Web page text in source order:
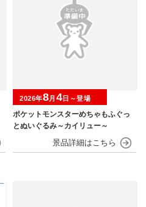
ポケットモンスターめちゃもふぐっ
とぬいぐるみ～カイリュー～
2026年8月 4日～登場